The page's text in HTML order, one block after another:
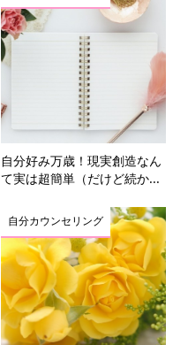
自分好み万歳！現実創造なん
て実は超簡単（だけど続か...
自分カウンセリング